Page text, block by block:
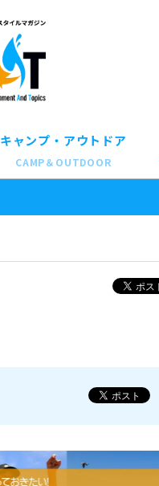
キャンプ・アウトドア
CAMP＆OUTDOOR